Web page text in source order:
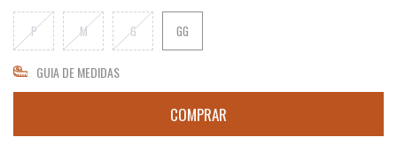
P M G GG
GUIA DE MEDIDAS